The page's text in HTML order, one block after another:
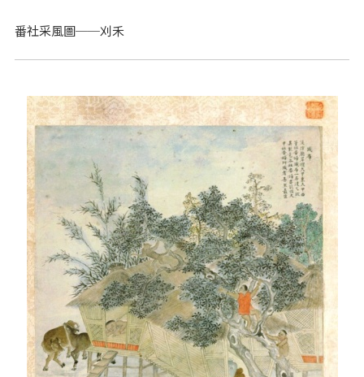
番社采風圖──刈禾